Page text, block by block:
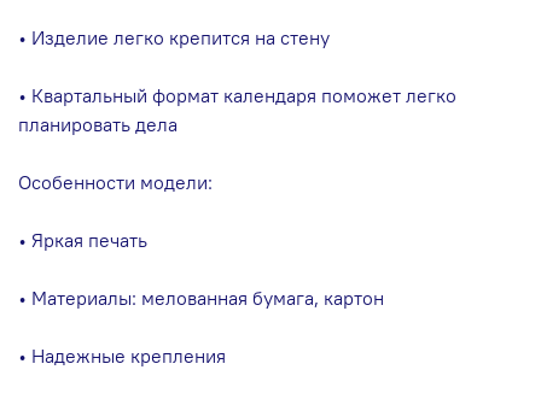
• Изделие легко крепится на стену
• Квартальный формат календаря поможет легко
планировать дела
Особенности модели:
• Яркая печать
• Материалы: мелованная бумага, картон
• Надежные крепления